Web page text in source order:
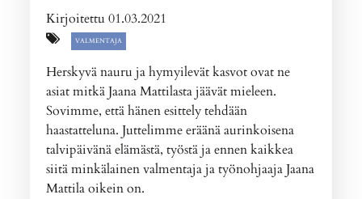
Kirjoitettu 01.03.2021
VALMENTAJA
Herskyvä nauru ja hymyilevät kasvot ovat ne
asiat mitkä Jaana Mattilasta jäävät mieleen.
Sovimme, että hänen esittely tehdään
haastatteluna. Juttelimme eräänä aurinkoisena
talvipäivänä elämästä, työstä ja ennen kaikkea
siitä minkälainen valmentaja ja työnohjaaja Jaana
Mattila oikein on.